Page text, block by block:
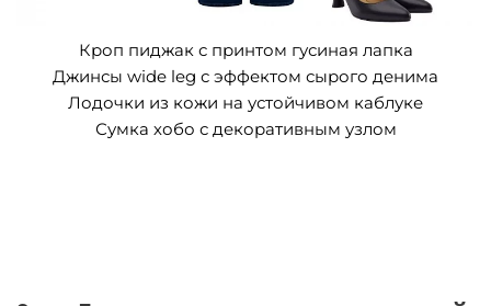
Кроп пиджак с принтом гусиная лапка
Джинсы wide leg с эффектом сырого денима
Лодочки из кожи на устойчивом каблуке
Сумка хобо с декоративным узлом